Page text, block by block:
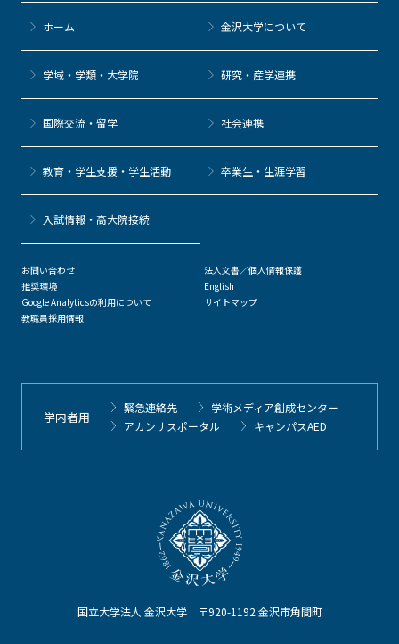
国立大学法人 金沢大学 〒920-1192 金沢市角間町
ホーム 金沢大学について
学域・学類・大学院 研究・産学連携
国際交流・留学 社会連携
教育・学生支援・学生活動 卒業生・生涯学習
⼊試情報・高大院接続
お問い合わせ
推奨環境
Google Analyticsの利用について
教職員採用情報
法人文書／個人情報保護
English
サイトマップ
学内者用
緊急連絡先
学術メディア創成センター
アカンサスポータル
キャンパスAED